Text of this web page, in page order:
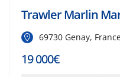
Trawler Marlin
69730 Genay,
19 000€